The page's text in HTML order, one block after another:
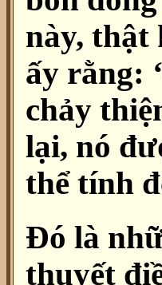
này, thật
ấy rằng:
chảy
lại, nó
thể tính
Đó là
thuyết